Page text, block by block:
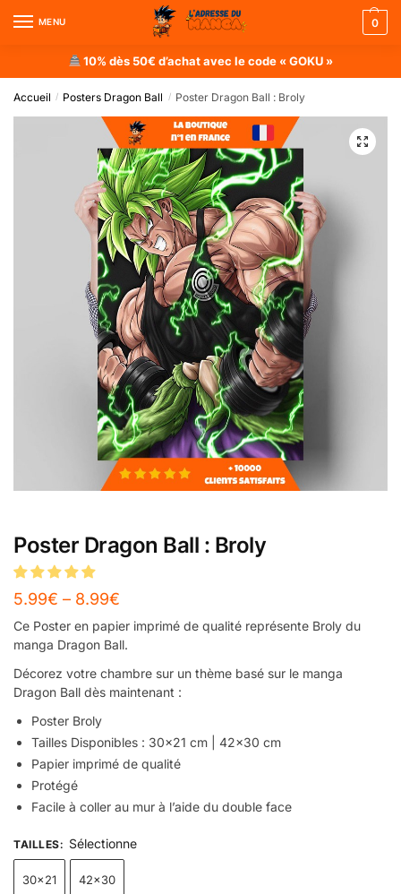
MENU 0
10% dès 50€ d’achat avec le code « GOKU »
Accueil / Posters Dragon Ball / Poster Dragon Ball : Broly
Poster Dragon Ball : Broly
5.99€ – 8.99€
Ce Poster en papier imprimé de qualité représente Broly du
manga Dragon Ball.
Décorez votre chambre sur un thème basé sur le manga
Dragon Ball dès maintenant :
Poster Broly
Tailles Disponibles : 30×21 cm | 42×30 cm
Papier imprimé de qualité
Protégé
Facile à coller au mur à l’aide du double face
TAILLES: Sélectionne
30x21 42x30